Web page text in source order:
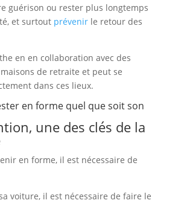
guérison ou rester plus longtemps
et surtout prévenirle retour des
en en collaboration avec des
maisons de retraite et peut se
dans ces lieux.
en forme quel que soit son
une des clés de la
en forme, il est nécessaire de
voiture, il est nécessaire de faire le